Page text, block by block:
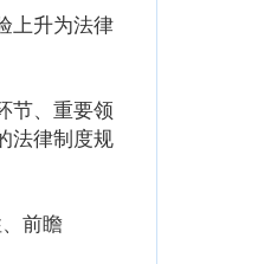
上升为法律
节、重要领
法律制度规
前瞻